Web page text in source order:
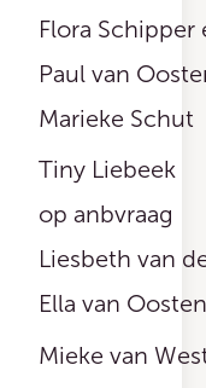
Flora
Paul van
Marieke Schut
Tiny Liebeek
op anbvraag
Liesbeth van
Ella van
Mieke van